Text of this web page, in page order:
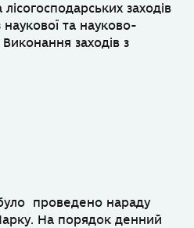
заходів
та науково-
Виконання заходів з
проведено нараду
На порядок денний